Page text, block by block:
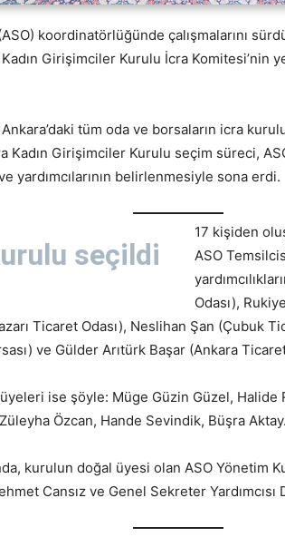
koordinatörlüğünde çalışmalarını
Girişimciler Kurulu İcra Komitesi’nin
tüm oda ve borsaların icra
Kadın Girişimciler Kurulu seçim süreci,
yardımcılarının belirlenmesiyle sona erdi.
seçildi
17 kişiden
ASO
Odası),
Ticaret Odası), Neslihan Şan (Çubuk
ve Gülder Arıtürk Başar (Ankara
ise şöyle: Müge Güzin Güzel, Halide
Özcan, Hande Sevindik, Büşra Aktay.
kurulun doğal üyesi olan ASO Yönetim
Cansız ve Genel Sekreter